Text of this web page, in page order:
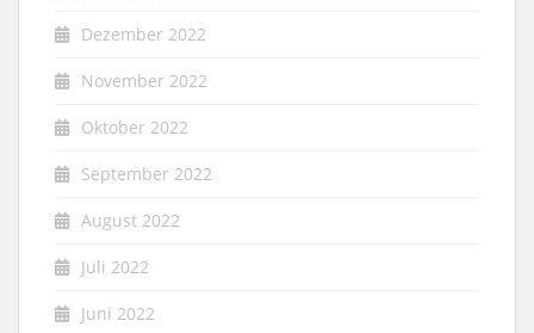
Dezember 2022
November 2022
Oktober 2022
September 2022
August 2022
Juli 2022
Juni 2022